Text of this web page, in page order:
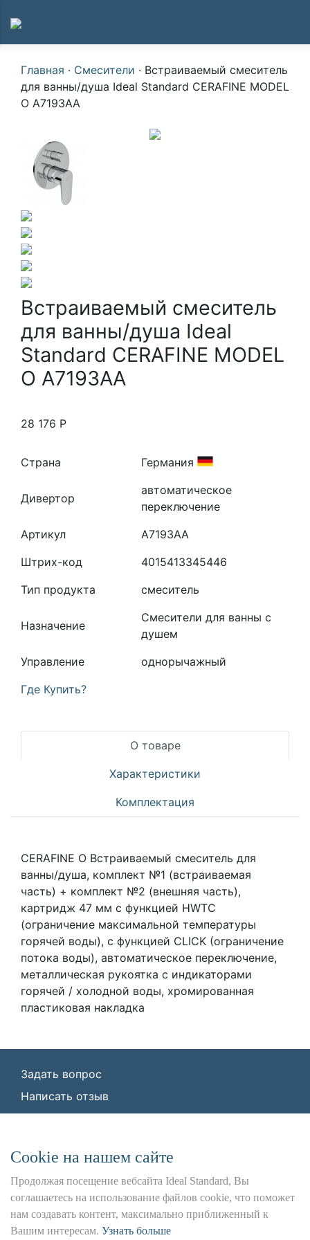
Главная · Смесители · Встраиваемый смеситель
для ванны/душа Ideal Standard CERAFINE MODEL
O A7193AA
Встраиваемый смеситель
для ванны/душа Ideal
Standard CERAFINE MODEL
O A7193AA
28 176 Р
Страна Германия
Дивертор
автоматическое
переключение
Артикул
A7193AA
Штрих-код
4015413345446
Тип продукта
смеситель
Назначение
Смесители для ванны с
душем
Управление
однорычажный
Где Купить?
О товаре
Характеристики
Комплектация
CERAFINE O Встраиваемый смеситель для
ванны/душа, комплект №1 (встраиваемая
часть) + комплект №2 (внешняя часть),
картридж 47 мм с функцией HWTC
(ограничение максимальной температуры
горячей воды), с функцией CLICK (ограничение
потока воды), автоматическое переключение,
металлическая рукоятка с индикаторами
горячей / холодной воды, хромированная
пластиковая накладка
Задать вопрос
Написать отзыв
7736342535, КПП: 772501001, ОГРН:
1227700443266,
Юр. адрес: 115162, г. Москва, Шаболовка ул.,
д. 31 Б
Использование данного сайта является предметом
Сookie на нашем сайте
Продолжая посещение вебсайта Ideal Standard, Вы
соглашаетесь на использование файлов cookie, что поможет
нам создавать контент, максимально приближенный к
Вашим интересам. Узнать больше